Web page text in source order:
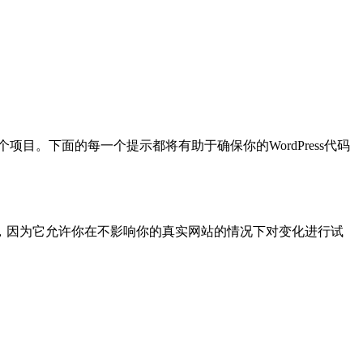
目。下面的每一个提示都将有助于确保你的WordPress代码
为它允许你在不影响你的真实网站的情况下对变化进行试